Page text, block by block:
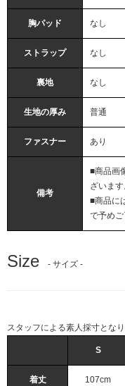
胸パッド なし
ストラップ なし
裏地 なし
生地の厚み 普通
ファスナー あり
備考
■商品画
ざいます
■商品に
で予めご
Size - サイズ -
スタッフによる素人採寸とな
S
着丈 107cm